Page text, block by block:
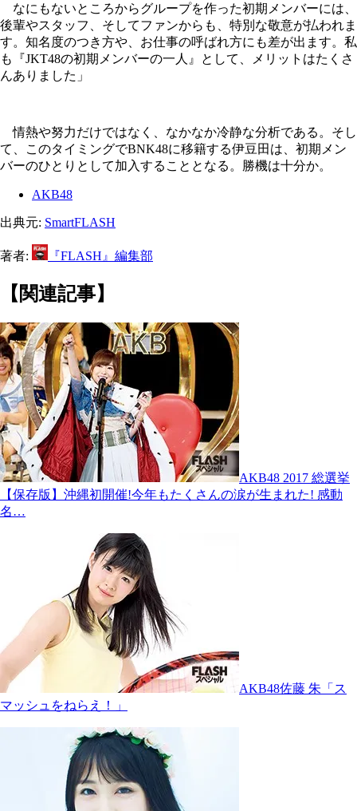
なにもないところからグループを作った初期メンバーには、
後輩やスタッフ、そしてファンからも、特別な敬意が払われま
す。知名度のつき方や、お仕事の呼ばれ方にも差が出ます。私
も『JKT48の初期メンバーの一人』として、メリットはたくさ
んありました」
情熱や努力だけではなく、なかなか冷静な分析である。そし
て、このタイミングでBNK48に移籍する伊豆田は、初期メン
バーのひとりとして加入することとなる。勝機は十分か。
AKB48
出典元: SmartFLASH
著者: 『FLASH』編集部
【関連記事】
AKB48 2017 総選挙
【保存版】沖縄初開催!今年もたくさんの涙が生まれた! 感動
名…
AKB48佐藤 朱「ス
マッシュをねらえ！」